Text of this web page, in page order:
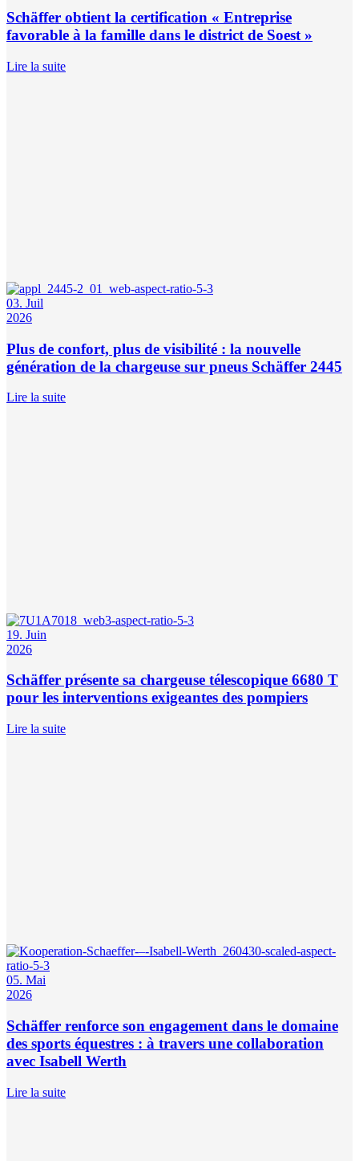
Schäffer obtient la certification « Entreprise
favorable à la famille dans le district de Soest »
Lire la suite
03. Juil
2026
Plus de confort, plus de visibilité : la nouvelle
génération de la chargeuse sur pneus Schäffer 2445
Lire la suite
19. Juin
2026
Schäffer présente sa chargeuse télescopique 6680 T
pour les interventions exigeantes des pompiers
Lire la suite
05. Mai
2026
Schäffer renforce son engagement dans le domaine
des sports équestres : à travers une collaboration
avec Isabell Werth
Lire la suite